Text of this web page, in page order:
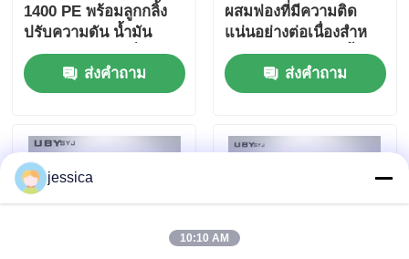
1400 PE พร้อมลูกกลิ้ง
ปรับความดัน น้ำมัน
ความร้อนและเครื่อง
ทำความร้อนไฟฟ้า และ
ความกว้างที่ปรับแต่งได้
ส่งคำถาม
ผสมฟองที่มีความติด
แน่นอย่างต่อเนื่องสําห
รับการผูกพันหลายชั้น
และน้ํามันความร้อนและ
การทําความร้อนไฟฟ้า
ส่งคำถาม
jessica
10:10 AM